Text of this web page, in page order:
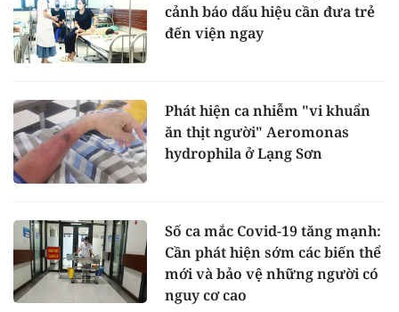
cảnh báo dấu hiệu cần đưa trẻ
đến viện ngay
Phát hiện ca nhiễm "vi khuẩn
ăn thịt người" Aeromonas
hydrophila ở Lạng Sơn
Số ca mắc Covid-19 tăng mạnh:
Cần phát hiện sớm các biến thể
mới và bảo vệ những người có
nguy cơ cao